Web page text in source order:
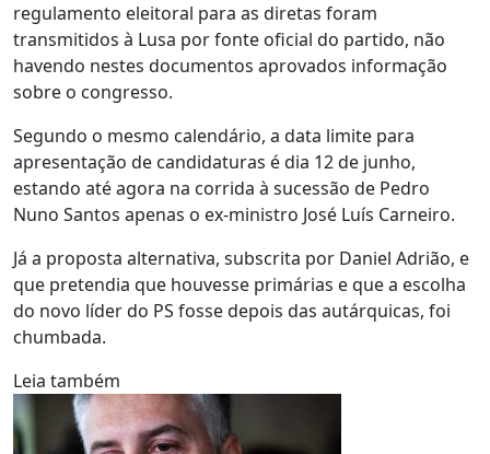
regulamento eleitoral para as diretas foram
transmitidos à Lusa por fonte oficial do partido, não
havendo nestes documentos aprovados informação
sobre o congresso.
Segundo o mesmo calendário, a data limite para
apresentação de candidaturas é dia 12 de junho,
estando até agora na corrida à sucessão de Pedro
Nuno Santos apenas o ex-ministro José Luís Carneiro.
Já a proposta alternativa, subscrita por Daniel Adrião, e
que pretendia que houvesse primárias e que a escolha
do novo líder do PS fosse depois das autárquicas, foi
chumbada.
Leia também